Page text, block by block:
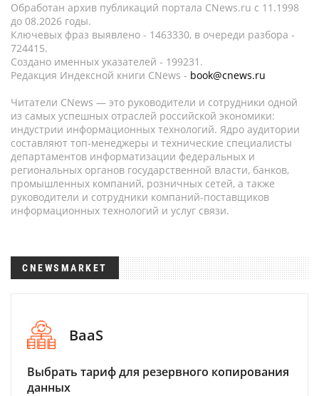
Обработан архив публикаций портала CNews.ru c 11.1998
до 08.2026 годы.
Ключевых фраз выявлено - 1463330, в очереди разбора -
724415.
Создано именных указателей - 199231.
Редакция Индексной книги CNews - book@cnews.ru
Читатели CNews — это руководители и сотрудники одной
из самых успешных отраслей российской экономики:
индустрии информационных технологий. Ядро аудитории
составляют топ-менеджеры и технические специалисты
департаментов информатизации федеральных и
региональных органов государственной власти, банков,
промышленных компаний, розничных сетей, а также
руководители и сотрудники компаний-поставщиков
информационных технологий и услуг связи.
CNEWSMARKET
BaaS
Выбрать тариф для резервного копирования
данных